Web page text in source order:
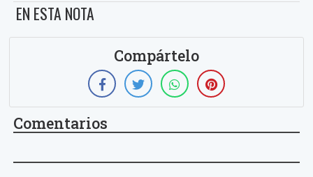
EN ESTA NOTA
Compártelo
Comentarios